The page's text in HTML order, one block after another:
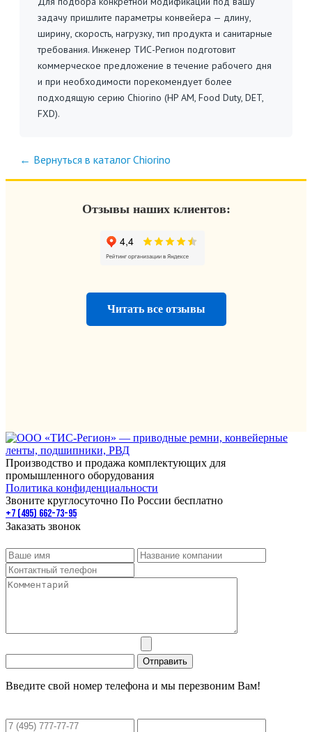
задачу пришлите параметры конвейера — длину,
ширину, скорость, нагрузку, тип продукта и санитарные
требования. Инженер ТИС-Регион подготовит
коммерческое предложение в течение рабочего дня
и при необходимости порекомендует более
подходящую серию Chiorino (HP AM, Food Duty, DET,
FXD).
← Вернуться в каталог Chiorino
Отзывы наших клиентов:
Читать все отзывы
Производство и продажа комплектующих для
промышленного оборудования
Политика конфиденциальности
Звоните круглосуточно По России бесплатно
+7 (495) 662-73-95
Заказать звонок
Введите свой номер телефона и мы перезвоним Вам!